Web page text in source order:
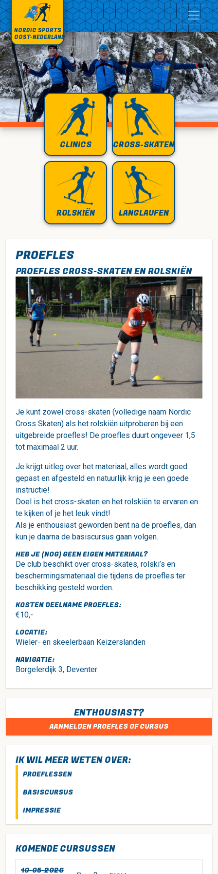
NORDIC SPORTS
OOST-NEDERLAND
CLINICS CROSS-SKATEN
ROLSKIËN LANGLAUFEN
PROEFLES
PROEFLES CROSS-SKATEN EN ROLSKIËN
Je kunt zowel cross-skaten (volledige naam Nordic
Cross Skaten) als het rolskiën uitproberen bij een
uitgebreide proefles! De proefles duurt ongeveer 1,5
tot maximaal 2 uur.
Je krijgt uitleg over het materiaal, alles wordt goed
gepast en afgesteld en natuurlijk krijg je een goede
instructie!
Doel is het cross-skaten en het rolskiën te ervaren en
te kijken of je het leuk vindt!
Als je enthousiast geworden bent na de proefles, dan
kun je daarna de basiscursus gaan volgen.
HEB JE (NOG) GEEN EIGEN MATERIAAL?
De club beschikt over cross-skates, rolski’s en
beschermingsmateriaal die tijdens de proefles ter
beschikking gesteld worden.
KOSTEN DEELNAME PROEFLES:
€10,-
LOCATIE:
Wieler- en skeelerbaan Keizerslanden
NAVIGATIE:
Borgelerdijk 3, Deventer
ENTHOUSIAST?
AANMELDEN PROEFLES OF CURSUS
IK WIL MEER WETEN OVER:
PROEFLESSEN
BASISCURSUS
IMPRESSIE
KOMENDE CURSUSSEN
10-05-2026